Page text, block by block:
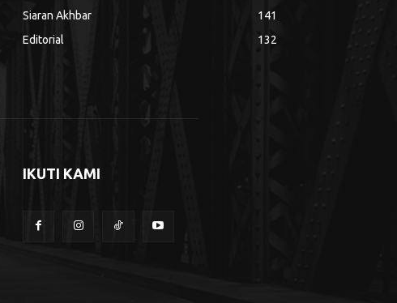
Siaran Akhbar
141
Editorial
132
IKUTI KAMI